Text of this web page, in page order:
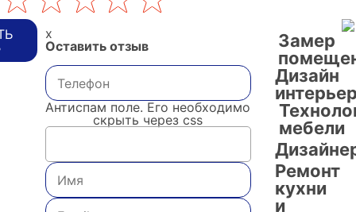
x
Оставить отзыв
Антиспам поле. Его необходимо
скрыть через css
Замер
Дизайн
мебели
Ремонт
кухни
и